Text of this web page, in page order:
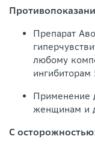
Препарат
любому
ингибиторам
Применение
женщинам и
С